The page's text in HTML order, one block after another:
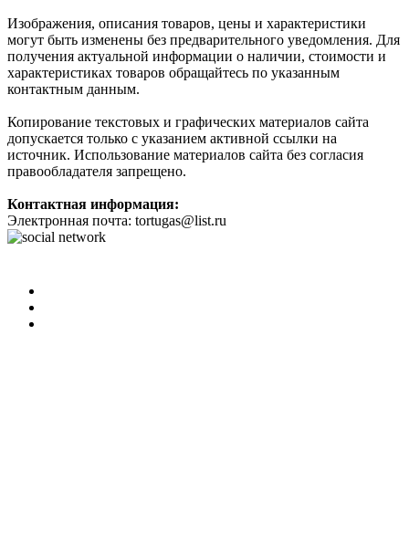
Изображения, описания товаров, цены и характеристики
могут быть изменены без предварительного уведомления. Для
получения актуальной информации о наличии, стоимости и
характеристиках товаров обращайтесь по указанным
контактным данным.
Копирование текстовых и графических материалов сайта
допускается только с указанием активной ссылки на
источник. Использование материалов сайта без согласия
правообладателя запрещено.
Контактная информация:
Электронная почта: tortugas@list.ru